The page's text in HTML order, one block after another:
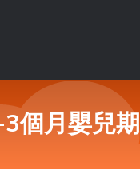
個月嬰兒期